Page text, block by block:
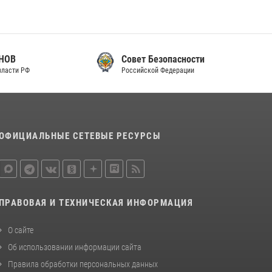
В Челябинске росгвардейцы задержали
злоумышленников, напавших на бригаду
конференция по обобщению боевого опыта
Совет Безопасности
Российской Федерации
СЕТЕВЫЕ РЕСУРСЫ
ПРАВОВАЯ И ТЕХНИЧЕСКАЯ ИНФОРМАЦИЯ
О сайте
Об использовании информации сайта
Правила обработки персональных данных